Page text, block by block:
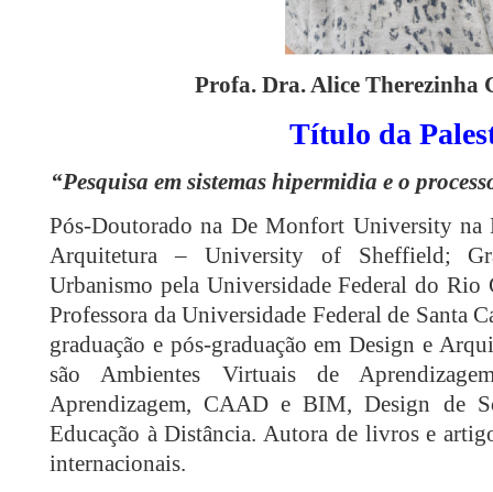
Profa. Dra. Alice Therezinha
Título da
“Pesquisa em sistemas hipermidia e o
Pós-Doutorado na De Monfort University na
Arquitetura – University of Sheffield;
Urbanismo pela Universidade Federal do Rio
Professora da Universidade Federal de Santa
graduação e pós-graduação em Design e
são Ambientes Virtuais de
Aprendizagem, CAAD e BIM, Design de
Educação à Distância. Autora de livros e
internacionais.